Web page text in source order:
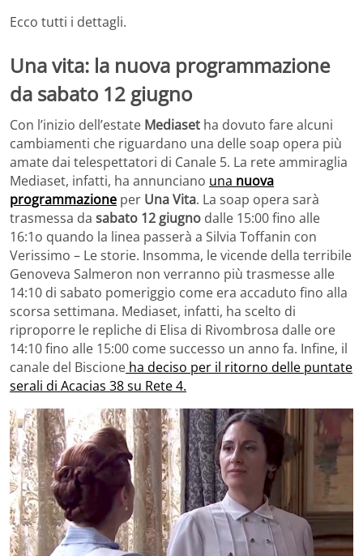
Ecco tutti i dettagli.
Una vita: la nuova programmazione
da sabato 12 giugno
Con l’inizio dell’estate Mediaset ha dovuto fare alcuni
cambiamenti che riguardano una delle soap opera più
amate dai telespettatori di Canale 5. La rete ammiraglia
Mediaset, infatti, ha annunciano una nuova
programmazione per Una Vita. La soap opera sarà
trasmessa da sabato 12 giugno dalle 15:00 fino alle
16:1o quando la linea passerà a Silvia Toffanin con
Verissimo – Le storie. Insomma, le vicende della terribile
Genoveva Salmeron non verranno più trasmesse alle
14:10 di sabato pomeriggio come era accaduto fino alla
scorsa settimana. Mediaset, infatti, ha scelto di
riproporre le repliche di Elisa di Rivombrosa dalle ore
14:10 fino alle 15:00 come successo un anno fa. Infine, il
canale del Biscione ha deciso per il ritorno delle puntate
serali di Acacias 38 su Rete 4.